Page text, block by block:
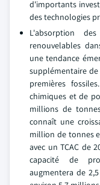
d'importants
des technologies
L'absorption
renouvelables
une tendance
supplémentaire
premières
chimiques et de
millions de
connaît une
million de tonnes
avec un TCAC de
capacité de
augmentera de